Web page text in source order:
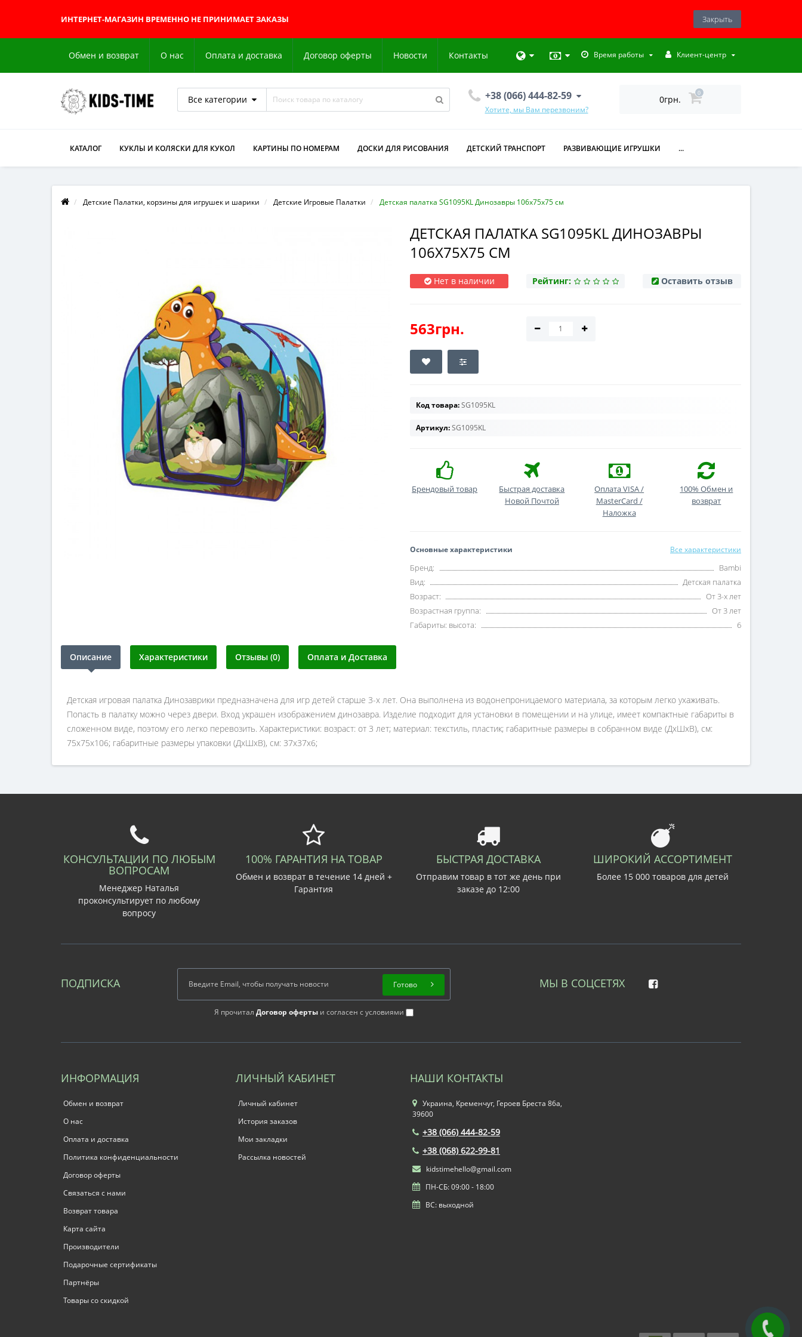
ИНТЕРНЕТ-МАГАЗИН ВРЕМЕННО НЕ ПРИНИМАЕТ ЗАКАЗЫ Закрыть
Обмен и возврат О нас Оплата и доставка Договор оферты Новости Контакты Время работы Клиент-центр
Все категории +38 (066) 444-82-59
Хотите, мы Вам перезвоним?
0грн.
0
КАТАЛОГ КУКЛЫ И КОЛЯСКИ ДЛЯ КУКОЛ КАРТИНЫ ПО НОМЕРАМ ДОСКИ ДЛЯ РИСОВАНИЯ ДЕТСКИЙ ТРАНСПОРТ РАЗВИВАЮЩИЕ ИГРУШКИ ...
Детские Палатки, корзины для игрушек и шарики Детские Игровые Палатки Детская палатка SG1095KL Динозавры 106х75х75 см
ДЕТСКАЯ ПАЛАТКА SG1095KL ДИНОЗАВРЫ
106Х75Х75 СМ
Нет в наличии Рейтинг: Оставить отзыв
563грн.
Код товара:SG1095KL
Артикул:SG1095KL
Брендовый товар
Быстрая доставка
Новой Почтой
Оплата VISA /
MasterCard /
Наложка
100% Обмен и
возврат
Основные характеристики Все характеристики
Бренд:
Bambi
Вид:
Детская палатка
Возраст:
От 3-х лет
Возрастная группа:
От 3 лет
Габариты: высота:
6
Описание Характеристики Отзывы (0) Оплата и Доставка
Детская игровая палатка Динозаврики предназначена для игр детей старше 3-х лет. Она выполнена из водонепроницаемого материала, за которым легко ухаживать.
Попасть в палатку можно через двери. Вход украшен изображением динозавра. Изделие подходит для установки в помещении и на улице, имеет компактные габариты в
сложенном виде, поэтому его легко перевозить. Характеристики: возраст: от 3 лет; материал: текстиль, пластик; габаритные размеры в собранном виде (ДхШхВ), см:
75х75х106; габаритные размеры упаковки (ДхШхВ), см: 37х37х6;
КОНСУЛЬТАЦИИ ПО ЛЮБЫМ
ВОПРОСАМ
Менеджер Наталья
проконсультирует по любому
вопросу
100% ГАРАНТИЯ НА ТОВАР
Обмен и возврат в течение 14 дней +
Гарантия
БЫСТРАЯ ДОСТАВКА
Отправим товар в тот же день при
заказе до 12:00
ШИРОКИЙ АССОРТИМЕНТ
Более 15 000 товаров для детей
ПОДПИСКА
Я прочитал Договор офертыи согласен с условиями
Готово МЫ В СОЦСЕТЯХ
ИНФОРМАЦИЯ
Обмен и возврат
О нас
Оплата и доставка
Политика конфиденциальности
Договор оферты
Связаться с нами
Возврат товара
Карта сайта
Производители
Подарочные сертификаты
Партнёры
Товары со скидкой
ЛИЧНЫЙ КАБИНЕТ
Личный кабинет
История заказов
Мои закладки
Рассылка новостей
НАШИ КОНТАКТЫ
Украина, Кременчуг, Героев Бреста 86а,
39600
+38 (066) 444-82-59
+38 (068) 622-99-81
kidstimehello@gmail.com
ПН-СБ: 09:00 - 18:00
ВС: выходной